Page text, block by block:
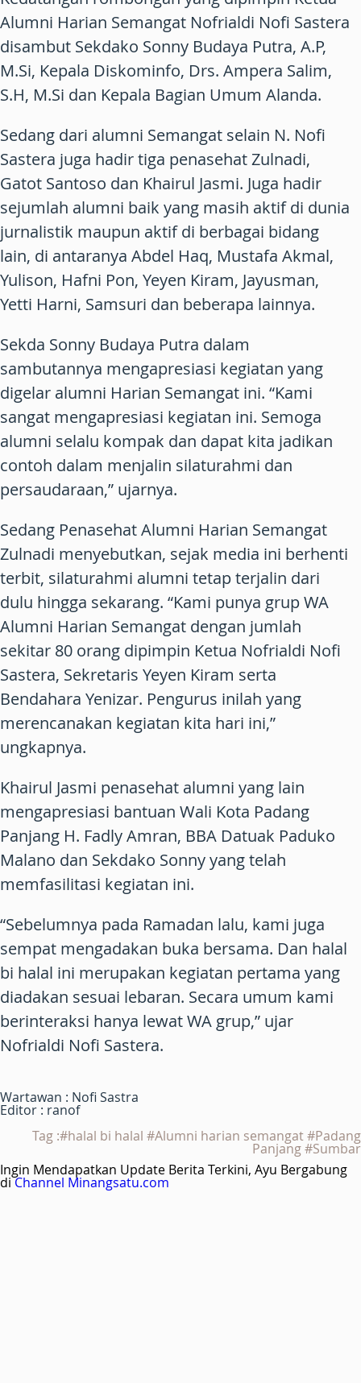
Alumni Harian Semangat Nofrialdi Nofi Sastera
disambut Sekdako Sonny Budaya Putra, A.P,
M.Si, Kepala Diskominfo, Drs. Ampera Salim,
S.H, M.Si dan Kepala Bagian Umum Alanda.
Sedang dari alumni Semangat selain N. Nofi
Sastera juga hadir tiga penasehat Zulnadi,
Gatot Santoso dan Khairul Jasmi. Juga hadir
sejumlah alumni baik yang masih aktif di dunia
jurnalistik maupun aktif di berbagai bidang
lain, di antaranya Abdel Haq, Mustafa Akmal,
Yulison, Hafni Pon, Yeyen Kiram, Jayusman,
Yetti Harni, Samsuri dan beberapa lainnya.
Sekda Sonny Budaya Putra dalam
sambutannya mengapresiasi kegiatan yang
digelar alumni Harian Semangat ini. “Kami
sangat mengapresiasi kegiatan ini. Semoga
alumni selalu kompak dan dapat kita jadikan
contoh dalam menjalin silaturahmi dan
persaudaraan,” ujarnya.
Sedang Penasehat Alumni Harian Semangat
Zulnadi menyebutkan, sejak media ini berhenti
terbit, silaturahmi alumni tetap terjalin dari
dulu hingga sekarang. “Kami punya grup WA
Alumni Harian Semangat dengan jumlah
sekitar 80 orang dipimpin Ketua Nofrialdi Nofi
Sastera, Sekretaris Yeyen Kiram serta
Bendahara Yenizar. Pengurus inilah yang
merencanakan kegiatan kita hari ini,”
ungkapnya.
Khairul Jasmi penasehat alumni yang lain
mengapresiasi bantuan Wali Kota Padang
Panjang H. Fadly Amran, BBA Datuak Paduko
Malano dan Sekdako Sonny yang telah
memfasilitasi kegiatan ini.
“Sebelumnya pada Ramadan lalu, kami juga
sempat mengadakan buka bersama. Dan halal
bi halal ini merupakan kegiatan pertama yang
diadakan sesuai lebaran. Secara umum kami
berinteraksi hanya lewat WA grup,” ujar
Nofrialdi Nofi Sastera.
Wartawan : Nofi Sastra
Editor : ranof
Tag :#halal bi halal #Alumni harian semangat #Padang
Panjang #Sumbar
Ingin Mendapatkan Update Berita Terkini, Ayu Bergabung
diChannel Minangsatu.com